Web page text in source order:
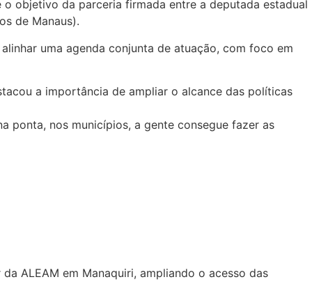
objetivo da parceria firmada entre a deputada estadual
de Manaus).
uma agenda conjunta de atuação, com foco em
a importância de ampliar o alcance das políticas
ponta, nos municípios, a gente consegue fazer as
ALEAM em Manaquiri, ampliando o acesso das